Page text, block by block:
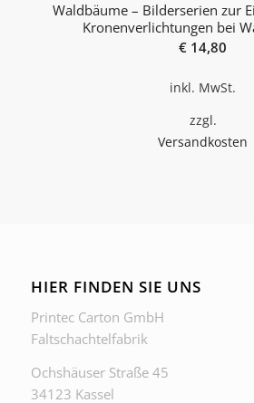
Waldbäume – Bilderserien zur
Kronenverlichtungen bei
€ 14,80
inkl. MwSt.
zzgl.
Versandkosten
HIER FINDEN SIE UNS
Printec Carton GmbH
Faltschachtelfabrik
Ochshäuser Straße 45
34123 Kassel